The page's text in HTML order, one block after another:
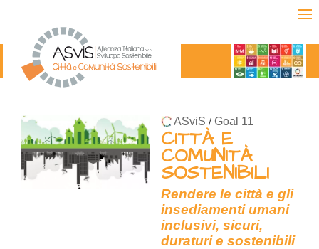
ASviS / Goal 11
CITTÀ E
COMUNITÀ
SOSTENIBILI
Rendere le città e gli
insediamenti umani
inclusivi, sicuri,
duraturi e sostenibili